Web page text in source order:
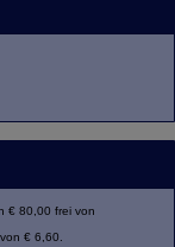
€ 80,00 frei von
€ 6,60.